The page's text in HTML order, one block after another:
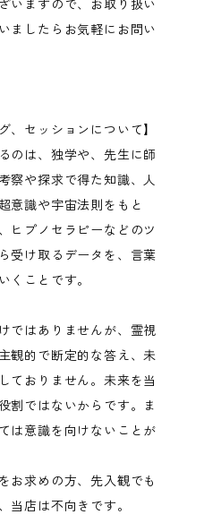
いますので、お取り扱い
ましたらお気軽にお問い
、セッションについて】
のは、独学や、先生に師
察や探求で得た知識、人
意識や宇宙法則をもと
ヒプノセラピーなどのツ
受け取るデータを、言葉
くことです。
ではありませんが、霊視
観的で断定的な答え、未
ておりません。未来を当
割ではないからです。ま
は意識を向けないことが
お求めの方、先入観でも
当店は不向きです。